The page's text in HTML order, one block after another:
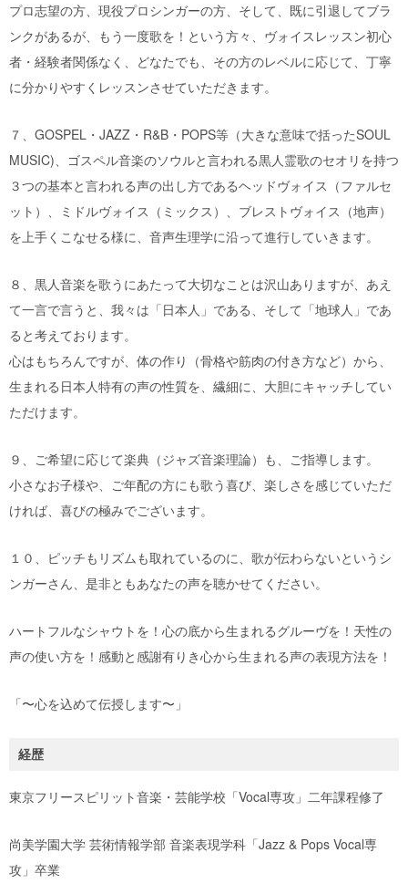
プロ志望の方、現役プロシンガーの方、そして、既に引退してブラ
ンクがあるが、もう一度歌を！という方々、ヴォイスレッスン初心
者・経験者関係なく、どなたでも、その方のレベルに応じて、丁寧
に分かりやすくレッスンさせていただきます。
７、GOSPEL・JAZZ・R&B・POPS等（大きな意味で括ったSOUL
MUSIC)、ゴスペル音楽のソウルと言われる黒人霊歌のセオリを持つ
３つの基本と言われる声の出し方であるヘッドヴォイス（ファルセ
ット）、ミドルヴォイス（ミックス）、ブレストヴォイス（地声）
を上手くこなせる様に、音声生理学に沿って進行していきます。
８、黒人音楽を歌うにあたって大切なことは沢山ありますが、あえ
て一言で言うと、我々は「日本人」である、そして「地球人」であ
ると考えております。
心はもちろんですが、体の作り（骨格や筋肉の付き方など）から、
生まれる日本人特有の声の性質を、繊細に、大胆にキャッチしてい
ただけます。
９、ご希望に応じて楽典（ジャズ音楽理論）も、ご指導します。
小さなお子様や、ご年配の方にも歌う喜び、楽しさを感じていただ
ければ、喜びの極みでございます。
１０、ピッチもリズムも取れているのに、歌が伝わらないというシ
ンガーさん、是非ともあなたの声を聴かせてください。
ハートフルなシャウトを！心の底から生まれるグルーヴを！天性の
声の使い方を！感動と感謝有りき心から生まれる声の表現方法を！
「〜心を込めて伝授します〜」
東京フリースピリット音楽・芸能学校「Vocal専攻」二年課程修了
尚美学園大学 芸術情報学部 音楽表現学科「Jazz & Pops Vocal専
攻」卒業